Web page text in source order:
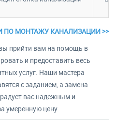
ПО МОНТАЖУ КАНАЛИЗАЦИИ >>
прийти вам на помощь в
и предоставить весь
услуг. Наши мастера
с заданием, а замена
вас надежным и
умеренную цену.